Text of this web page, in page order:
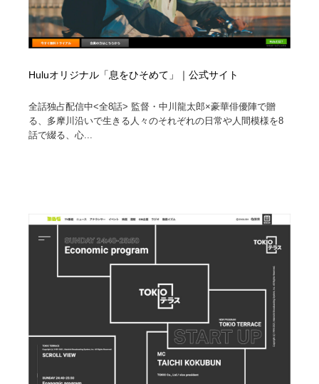
Huluオリジナル「息をひそめて」｜公式サイト
全話独占配信中<全8話> 監督・中川龍太郎×豪華俳優陣で贈
る、多摩川沿いで生きる人々のそれぞれの日常や人間模様を8
話で綴る、心...